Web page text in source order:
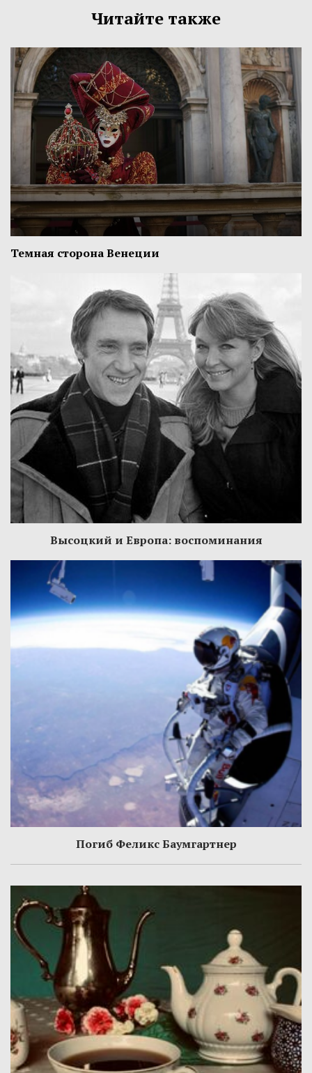
Читайте также
Темная сторона Венеции
Высоцкий и Европа: воспоминания
Погиб Феликс Баумгартнер